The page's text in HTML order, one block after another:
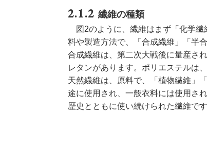
繊維の種類
図2のように、繊維はまず「化学繊
料や製造方法で、「合成繊維」「半
合成繊維は、第二次大戦後に量産さ
レタンがあります。ポリエステルは
天然繊維は、原料で、「植物繊維」
途に使用され、一般衣料には使用さ
歴史とともに使い続けられた繊維です